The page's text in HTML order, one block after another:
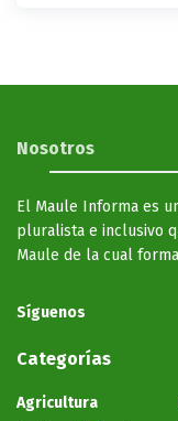
Nosotros
El Maule Informa es
pluralista e inclusivo
Maule de la cual
Síguenos
Categorías
Agricultura